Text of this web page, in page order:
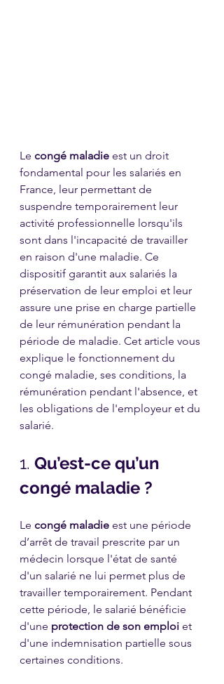
Le congé maladie est un droit
fondamental pour les salariés en
France, leur permettant de
suspendre temporairement leur
activité professionnelle lorsqu'ils
sont dans l'incapacité de travailler
en raison d'une maladie. Ce
dispositif garantit aux salariés la
préservation de leur emploi et leur
assure une prise en charge partielle
de leur rémunération pendant la
période de maladie. Cet article vous
explique le fonctionnement du
congé maladie, ses conditions, la
rémunération pendant l'absence, et
les obligations de l'employeur et du
salarié.
1. Qu’est-ce qu’un
congé maladie ?
Le congé maladie est une période
d’arrêt de travail prescrite par un
médecin lorsque l'état de santé
d'un salarié ne lui permet plus de
travailler temporairement. Pendant
cette période, le salarié bénéficie
d'une protection de son emploi et
d'une indemnisation partielle sous
certaines conditions.